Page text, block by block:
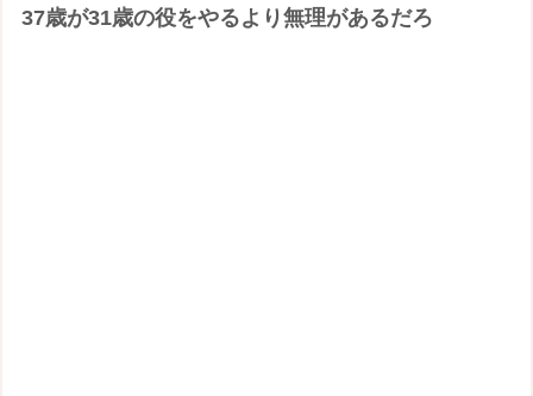
37歳が31歳の役をやるより無理があるだろ